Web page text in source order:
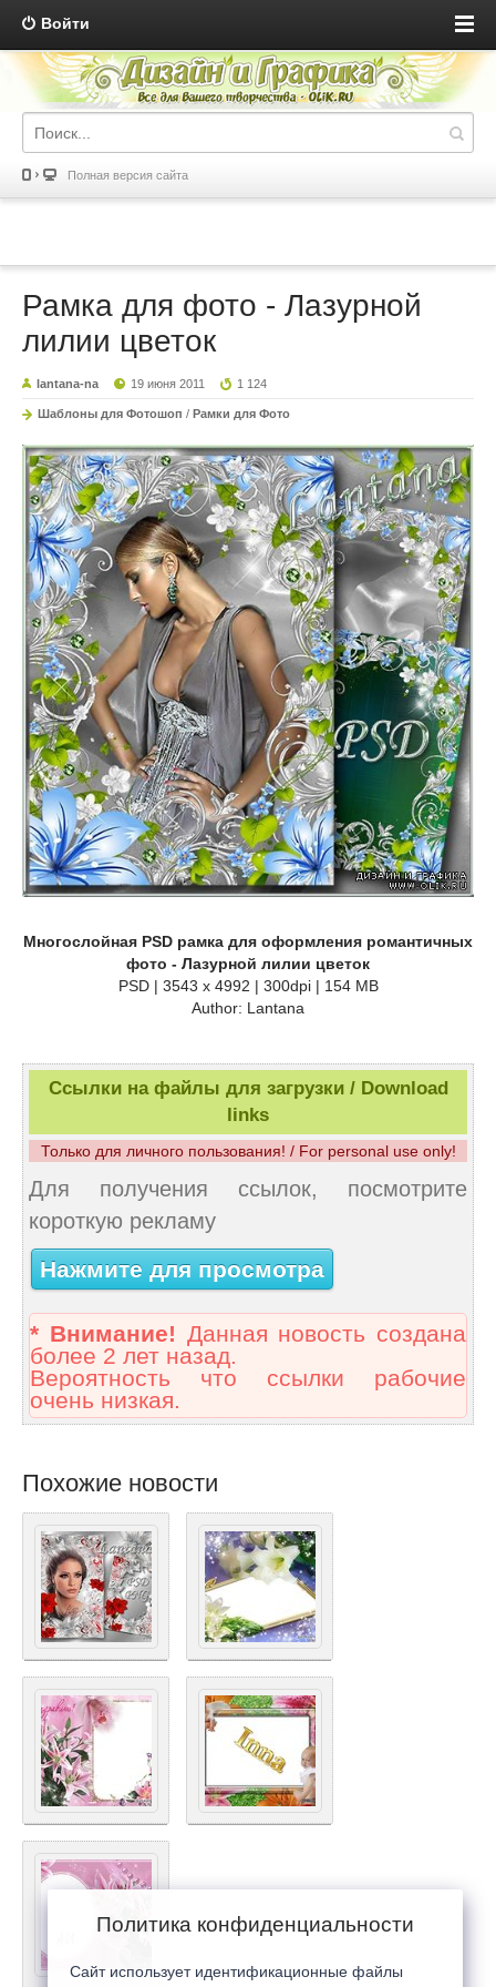
Войти
Полная версия сайта
Рамка для фото - Лазурной
лилии цветок
lantana-na 19 июня 2011 1 124
Шаблоны для Фотошоп / Рамки для Фото
Многослойная PSD рамка для оформления романтичных
фото - Лазурной лилии цветок
PSD | 3543 x 4992 | 300dpi | 154 MB
Author: Lantana
Ссылки на файлы для загрузки / Download
links
Только для личного пользования! / For personal use only!
Для получения ссылок, посмотрите
короткую рекламу
Нажмите для просмотра
* Внимание! Данная новость создана
более 2 лет назад.
Вероятность что ссылки рабочие
очень низкая.
Похожие новости
Политика конфиденциальности
Сайт использует идентификационные файлы